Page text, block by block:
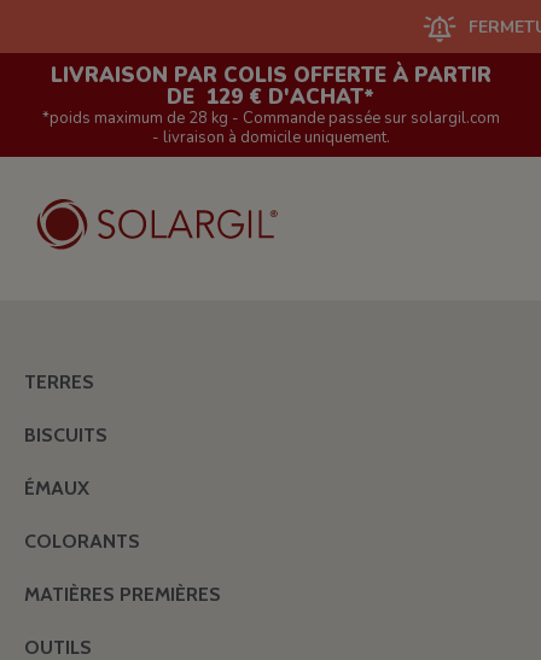
FERMETURE
LIVRAISON PAR COLIS OFFERTE À PARTIR
DE 129 € D'ACHAT*
*poids maximum de 28 kg - Commande passée sur solargil.com
- livraison à domicile uniquement.
TERRES
BISCUITS
ÉMAUX
COLORANTS
MATIÈRES PREMIÈRES
OUTILS